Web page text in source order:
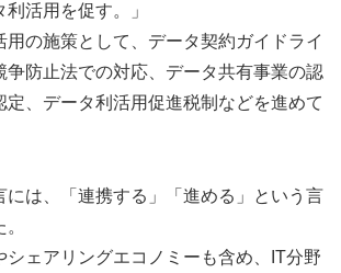
活用を促す。」
用の施策として、データ契約ガイドライ
争防止法での対応、データ共有事業の認
定、データ利活用促進税制などを進めて
には、「連携する」「進める」という言
シェアリングエコノミーも含め、IT分野